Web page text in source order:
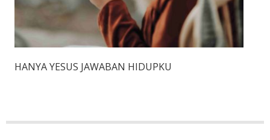
HANYA YESUS JAWABAN HIDUPKU